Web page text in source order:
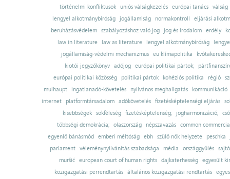
történelmi konfliktusok uniós válságkezelés európai tanács válság
lengyel alkotmánybíróság
jogállamiság normakontroll
eljárási
beruházásvédelem
szabályozáshoz való jog jog és irodalom erdély
law in literature
law as literature lengyel alkotmánybíróság
jogállamiság-védelmi mechanizmus
eu klímapolitika
kiotói jegyzőkönyv adójog európai politikai pártok;
európai politikai közösség
politikai pártok kohéziós politika régió
mulhaupt
ingatlanadó-követelés nyilvános meghallgatás
kommunikáció
internet
platformtársadalom adókövetelés fizetésképtelenségi eljárás
kisebbségek sokféleség fizetésképtelenség; jogharmonizáció;
többségi demokrácia; olaszország népszavazás common
egyenlő bánásmód emberi méltóság ebh szülő nők helyzete
peschka
parlament
véleménynyilvánítás szabadsága média országgyűlés
muršić
european court of human rights dajkaterhesség
egyesült
közigazgatási perrendtartás
általános közigazgatási rendtartás